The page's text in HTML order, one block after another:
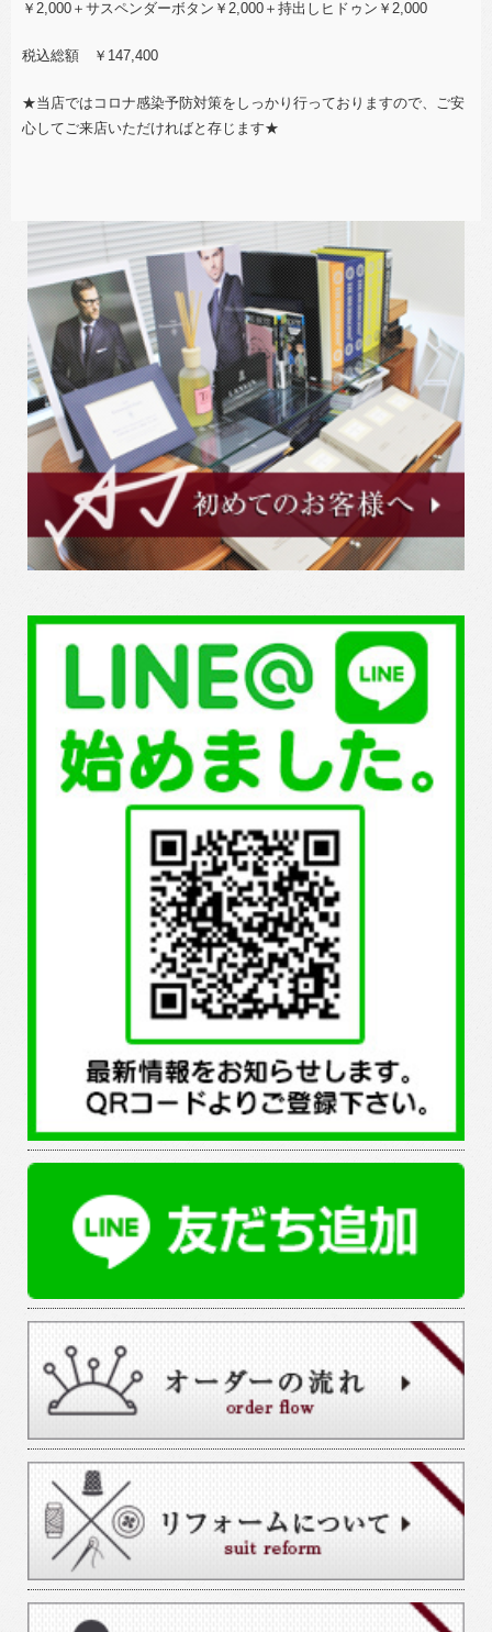
￥2,000＋サスペンダーボタン￥2,000＋持出しヒドゥン￥2,000
税込総額 ￥147,400
★当店ではコロナ感染予防対策をしっかり行っておりますので、ご安
心してご来店いただければと存じます★